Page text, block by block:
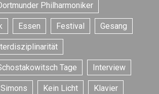
Philharmoniker
Essen Festival Gesang
Tage Interview
Kein Licht Klavier